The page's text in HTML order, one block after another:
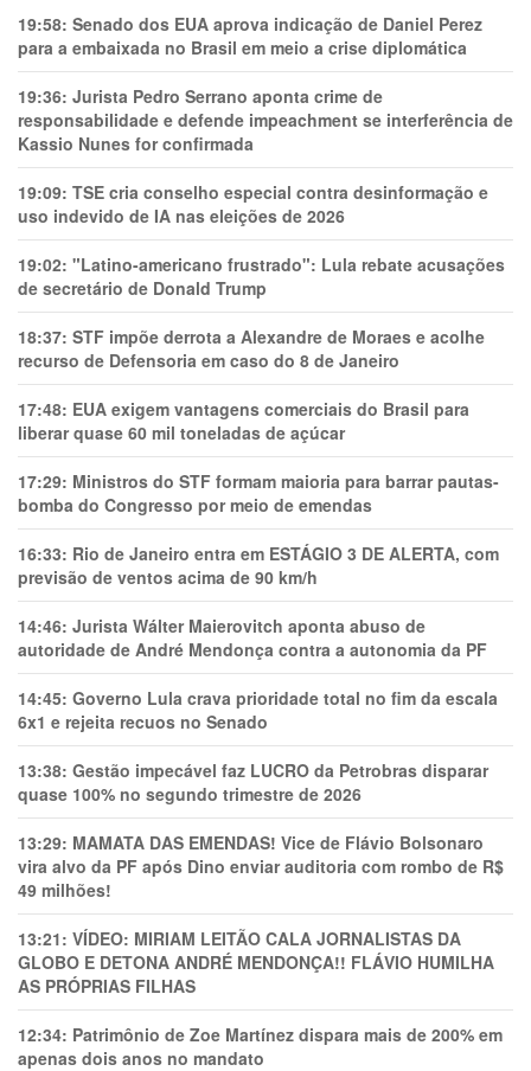
19:58: Senado dos EUA aprova indicação de Daniel Perez
para a embaixada no Brasil em meio a crise diplomática
19:36: Jurista Pedro Serrano aponta crime de
responsabilidade e defende impeachment se interferência de
Kassio Nunes for confirmada
19:09: TSE cria conselho especial contra desinformação e
uso indevido de IA nas eleições de 2026
19:02: "Latino-americano frustrado": Lula rebate acusações
de secretário de Donald Trump
18:37: STF impõe derrota a Alexandre de Moraes e acolhe
recurso de Defensoria em caso do 8 de Janeiro
17:48: EUA exigem vantagens comerciais do Brasil para
liberar quase 60 mil toneladas de açúcar
17:29: Ministros do STF formam maioria para barrar pautas-
bomba do Congresso por meio de emendas
16:33: Rio de Janeiro entra em ESTÁGIO 3 DE ALERTA, com
previsão de ventos acima de 90 km/h
14:46: Jurista Wálter Maierovitch aponta abuso de
autoridade de André Mendonça contra a autonomia da PF
14:45: Governo Lula crava prioridade total no fim da escala
6x1 e rejeita recuos no Senado
13:38: Gestão impecável faz LUCRO da Petrobras disparar
quase 100% no segundo trimestre de 2026
13:29: MAMATA DAS EMENDAS! Vice de Flávio Bolsonaro
vira alvo da PF após Dino enviar auditoria com rombo de R$
49 milhões!
13:21: VÍDEO: MIRIAM LEITÃO CALA JORNALISTAS DA
GLOBO E DETONA ANDRÉ MENDONÇA!! FLÁVIO HUMILHA
AS PRÓPRIAS FILHAS
12:34: Patrimônio de Zoe Martínez dispara mais de 200% em
apenas dois anos no mandato